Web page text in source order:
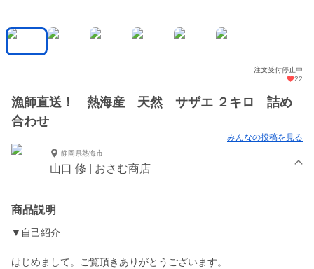
注文受付停止中
22
漁師直送！ 熱海産 天然 サザエ ２キロ 詰め
合わせ
みんなの投稿を見る
静岡県熱海市
山口 修 | おさむ商店
商品説明
▼自己紹介
はじめまして。ご覧頂きありがとうございます。